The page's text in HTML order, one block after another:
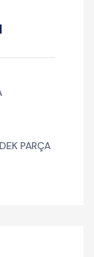
PARÇA